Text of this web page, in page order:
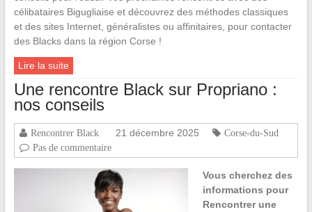
célibataires Bigugliaise et découvrez des méthodes classiques
et des sites Internet, généralistes ou affinitaires, pour contacter
des Blacks dans la région Corse !
Lire la suite
Une rencontre Black sur Propriano :
nos conseils
Rencontrer Black 21 décembre 2025
Corse-du-Sud
Pas de commentaire
Vous cherchez des
informations pour
Rencontrer une